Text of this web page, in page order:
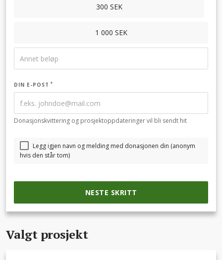
Valgt prosjekt
300 SEK
1 000 SEK
DIN E-POST
Donasjonskvittering og prosjektoppdateringer vil bli sendt hit
Legg igjen navn og melding med donasjonen din (anonym
hvis den står tom)
NESTE SKRITT